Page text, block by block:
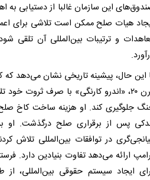
این سازمان غالبا از دستیابی به
هیات صلح ممکن است تلاشی برای
و ترتیبات بین‌المللی آن تلقی
این حال، پیشینه تاریخی نشان می‌دهد که
قرن ۲۰، «اندرو کارنگی» با صرف ثروت
پس از برقراری صلح درگذشت. او
در توافقات بین‌المللی تلاش
ارائه می‌دهد تفاوت بنیادین
ایجاد سیستم حقوقی بین‌المللی، از